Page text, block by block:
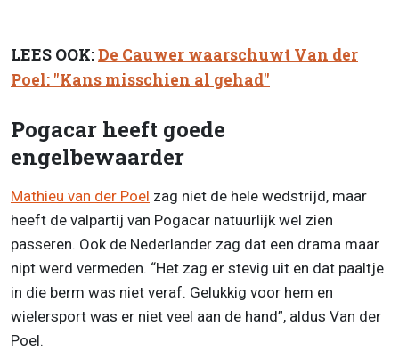
LEES OOK:De Cauwer waarschuwt Van der
Poel: "Kans misschien al gehad"
Pogacar heeft goede
engelbewaarder
Mathieu van der Poel zag niet de hele wedstrijd, maar
heeft de valpartij van Pogacar natuurlijk wel zien
passeren. Ook de Nederlander zag dat een drama maar
nipt werd vermeden. “Het zag er stevig uit en dat paaltje
in die berm was niet veraf. Gelukkig voor hem en
wielersport was er niet veel aan de hand”, aldus Van der
Poel.